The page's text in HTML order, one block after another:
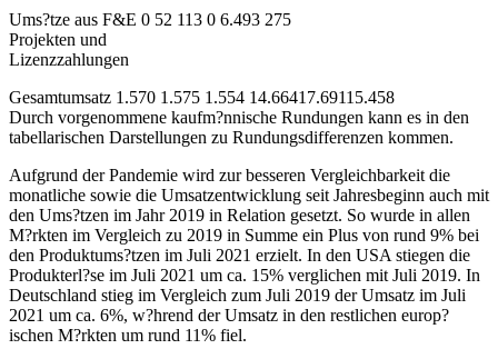
Ums?tze aus F&E 0 52 113 0 6.493 275
Projekten und
Lizenzzahlungen
Gesamtumsatz 1.570 1.575 1.554 14.66417.69115.458
Durch vorgenommene kaufm?nnische Rundungen kann es in den
tabellarischen Darstellungen zu Rundungsdifferenzen kommen.
Aufgrund der Pandemie wird zur besseren Vergleichbarkeit die
monatliche sowie die Umsatzentwicklung seit Jahresbeginn auch mit
den Ums?tzen im Jahr 2019 in Relation gesetzt. So wurde in allen
M?rkten im Vergleich zu 2019 in Summe ein Plus von rund 9% bei
den Produktums?tzen im Juli 2021 erzielt. In den USA stiegen die
Produkterl?se im Juli 2021 um ca. 15% verglichen mit Juli 2019. In
Deutschland stieg im Vergleich zum Juli 2019 der Umsatz im Juli
2021 um ca. 6%, w?hrend der Umsatz in den restlichen europ?
ischen M?rkten um rund 11% fiel.